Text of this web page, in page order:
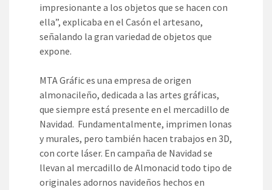
impresionante a los objetos que se hacen con
ella”, explicaba en el Casón el artesano,
señalando la gran variedad de objetos que
expone.
MTA Gráfic es una empresa de origen
almonacileño, dedicada a las artes gráficas,
que siempre está presente en el mercadillo de
Navidad. Fundamentalmente, imprimen lonas
y murales, pero también hacen trabajos en 3D,
con corte láser. En campaña de Navidad se
llevan al mercadillo de Almonacid todo tipo de
originales adornos navideños hechos en